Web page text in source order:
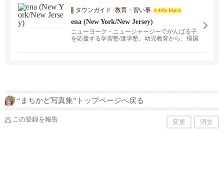
いりました。おかげさまで、ミシュラン星付き
のレストラン様にも御利用いただいておりま
す。サーモンやハマチ、ウニや和牛などをも取
りそろえて皆様をお待ちしております。
タウンガイド /教育・習い事 6.49% Match
ena (New York/New Jersey)
ニューヨーク・ニュージャージーでがんばる子
を応援する学習塾/進学塾。幼児教育から、帰国
で、お気軽にご連絡下さい。
“まちかど写真集”トップページへ戻る
この登録を報告 変更 消去